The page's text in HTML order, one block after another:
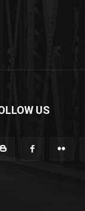
US